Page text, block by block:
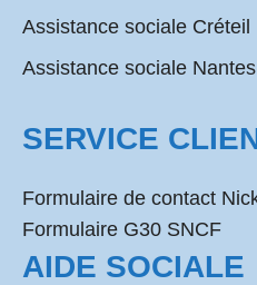
Assistance sociale Créteil
Assistance sociale Nantes
SERVICE
Formulaire de contact
Formulaire G30 SNCF
AIDE SOCIALE